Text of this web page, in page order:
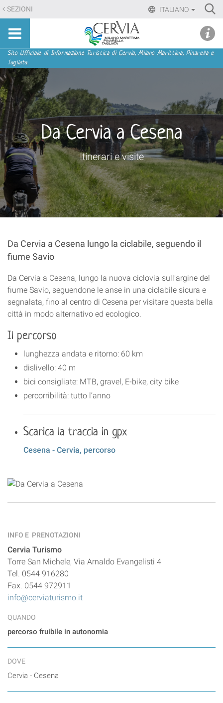
Salta
ai
contenuti.
Salta
alla
navigazione
ITALIANO
SEZIONI
Sito
turistico
ufficiale
Marittima,
Pinarella,
Sezioni
Sito Ufficiale di Informazione Turistica di Cervia, Milano Marittima, Pinarella e
Tagliata
Da Cervia a Cesena
Itinerari e visite
Da Cervia a Cesena lungo la ciclabile, seguendo il
fiume Savio
Da Cervia a Cesena, lungo la nuova ciclovia sull’argine del
fiume Savio, seguendone le anse in una ciclabile sicura e
segnalata, fino al centro di Cesena per visitare questa bella
città in modo alternativo ed ecologico.
Il percorso
lunghezza andata e ritorno: 60 km
dislivello: 40 m
bici consigliate: MTB, gravel, E-bike, city bike
percorribilità: tutto l’anno
Scarica la traccia in gpx
Cesena - Cervia, percorso
INFO E PRENOTAZIONI
Cervia Turismo
Torre San Michele, Via Arnaldo Evangelisti 4
Tel. 0544 916280
Fax. 0544 972911
info@cerviaturismo.it
QUANDO
percorso fruibile in autonomia
DOVE
Cervia - Cesena
menu